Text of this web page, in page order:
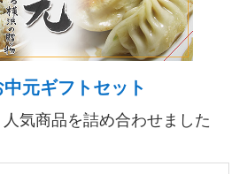
元ギフトセット
気商品を詰め合わせました